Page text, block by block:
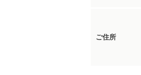
ご住所